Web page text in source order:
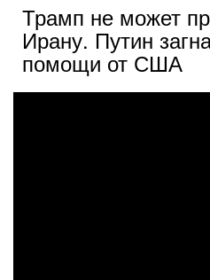
Трамп не может
Ирану. Путин
помощи от США